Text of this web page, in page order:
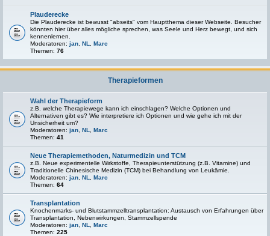
Plauderecke
Die Plauderecke ist bewusst "abseits" vom Hauptthema dieser Webseite. Besucher
könnten hier über alles mögliche sprechen, was Seele und Herz bewegt, und sich
kennenlernen.
Moderatoren: jan NL
Marc
Themen: 76
Therapieformen
Wahl der Therapieform
z.B. welche Therapiewege kann ich einschlagen? Welche Optionen und
Alternativen gibt es? Wie interpretiere ich Optionen und wie gehe ich mit der
Unsicherheit um?
Moderatoren: jan NL
Marc
Themen: 41
Neue Therapiemethoden, Naturmedizin und TCM
z.B. Neue experimentelle Wirkstoffe, Therapieunterstützung (z.B. Vitamine) und
Traditionelle Chinesische Medizin (TCM) bei Behandlung von Leukämie.
Moderatoren: jan NL
Marc
Themen: 64
Transplantation
Knochenmarks- und Blutstammzelltransplantation: Austausch von Erfahrungen über
Transplantation, Nebenwirkungen, Stammzellspende
Moderatoren: jan NL
Marc
Themen: 225